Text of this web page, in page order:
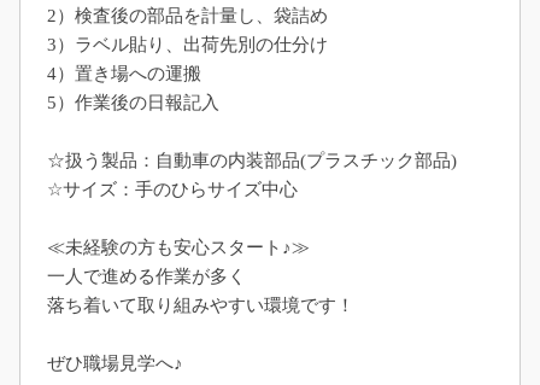
2）検査後の部品を計量し、袋詰め
3）ラベル貼り、出荷先別の仕分け
4）置き場への運搬
5）作業後の日報記入
☆扱う製品：自動車の内装部品(プラスチック部品)
☆サイズ：手のひらサイズ中心
≪未経験の方も安心スタート♪≫
一人で進める作業が多く
落ち着いて取り組みやすい環境です！
ぜひ職場見学へ♪